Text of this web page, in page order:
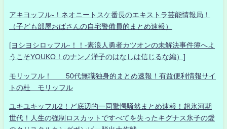
アキヨッフル-！ネオニートスケ番長のエキストラ芸能情報局！
（子ども部屋おばさんの自宅警備員的まとめ速報）
[ヨシヨシロッフル-！！-素浪人勇者カツオンの未解決事件簿へよ
うこそYOUKO！のナンノ洋子のはなしは信じるな編）]
モリッフル！ 50代無職独身的まとめ速報！有益便利情報サイ
トの杜 モリッフル
ユキユキッフル2！ど底辺的一同驚愕騒然まとめ速報！超氷河期
世代！人生の強制ロスカットですべてを失ったキグナス氷子の愛